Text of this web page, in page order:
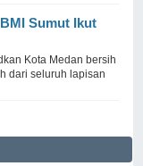
Sumut Ikut
Kota Medan bersih
dari seluruh lapisan